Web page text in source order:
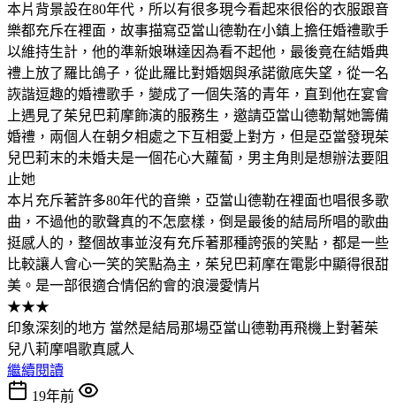
本片背景設在80年代，所以有很多現今看起來很俗的衣服跟音
樂都充斥在裡面，故事描寫亞當山德勒在小鎮上擔任婚禮歌手
以維持生計，他的準新娘琳達因為看不起他，最後竟在結婚典
禮上放了羅比鴿子，從此羅比對婚姻與承諾徹底失望，從一名
詼諧逗趣的婚禮歌手，變成了一個失落的青年，直到他在宴會
上遇見了茱兒巴莉摩飾演的服務生，邀請亞當山德勒幫她籌備
婚禮，兩個人在朝夕相處之下互相愛上對方，但是亞當發現茱
兒巴莉末的未婚夫是一個花心大蘿蔔，男主角則是想辦法要阻
止她
本片充斥著許多80年代的音樂，亞當山德勒在裡面也唱很多歌
曲，不過他的歌聲真的不怎麼樣，倒是最後的結局所唱的歌曲
挺感人的，整個故事並沒有充斥著那種誇張的笑點，都是一些
比較讓人會心一笑的笑點為主，茱兒巴莉摩在電影中顯得很甜
美。是一部很適合情侶約會的浪漫愛情片
★★★
印象深刻的地方 當然是結局那場亞當山德勒再飛機上對著茱
兒八莉摩唱歌真感人
繼續閱讀
19年前